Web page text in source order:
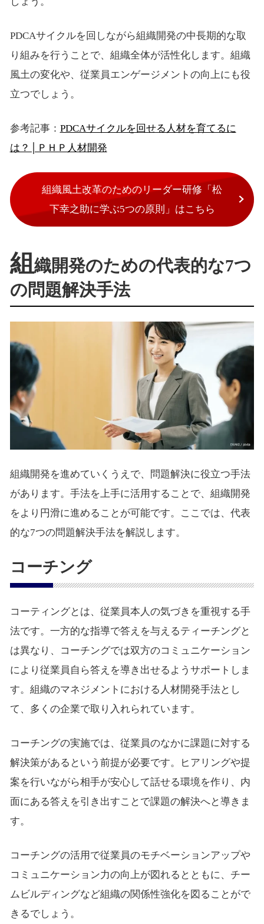
PDCAサイクルを回しながら組織開発の中長期的な取
り組みを行うことで、組織全体が活性化します。組織
風土の変化や、従業員エンゲージメントの向上にも役
立つでしょう。
参考記事： PDCAサイクルを回せる人材を育てるに
は？│ＰＨＰ人材開発
組織風土改革のためのリーダー研修「松
下幸之助に学ぶ5つの原則」はこちら
組 織開発のための代表的な7つ
の問題解決手法
組織開発を進めていくうえで、問題解決に役立つ手法
があります。手法を上手に活用することで、組織開発
をより円滑に進めることが可能です。ここでは、代表
的な7つの問題解決手法を解説します。
コーチング
コーティングとは、従業員本人の気づきを重視する手
法です。一方的な指導で答えを与えるティーチングと
は異なり、コーチングでは双方のコミュニケーション
により従業員自ら答えを導き出せるようサポートしま
す。組織のマネジメントにおける人材開発手法とし
て、多くの企業で取り入れられています。
コーチングの実施では、従業員のなかに課題に対する
解決策があるという前提が必要です。ヒアリングや提
案を行いながら相手が安心して話せる環境を作り、内
面にある答えを引き出すことで課題の解決へと導きま
す。
コーチングの活用で従業員のモチベーションアップや
コミュニケーション力の向上が図れるとともに、チー
ムビルディングなど組織の関係性強化を図ることがで
きるでしょう。